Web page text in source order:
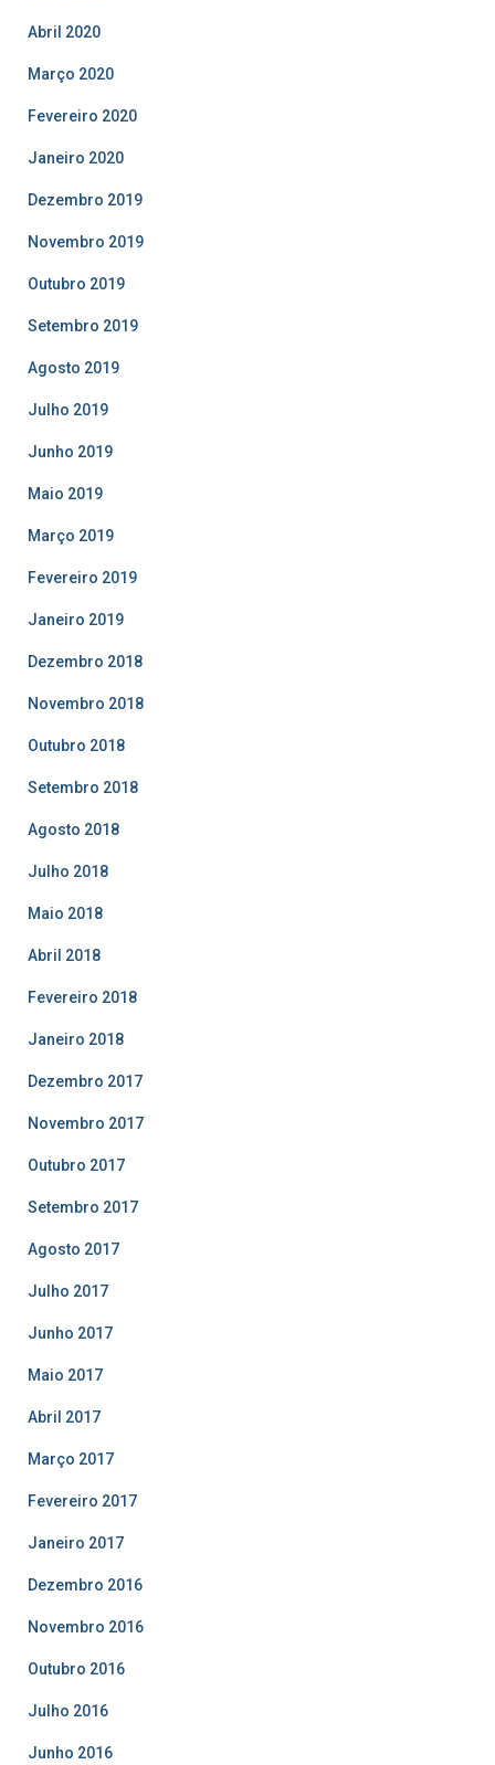
Abril 2020
Março 2020
Fevereiro 2020
Janeiro 2020
Dezembro 2019
Novembro 2019
Outubro 2019
Setembro 2019
Agosto 2019
Julho 2019
Junho 2019
Maio 2019
Março 2019
Fevereiro 2019
Janeiro 2019
Dezembro 2018
Novembro 2018
Outubro 2018
Setembro 2018
Agosto 2018
Julho 2018
Maio 2018
Abril 2018
Fevereiro 2018
Janeiro 2018
Dezembro 2017
Novembro 2017
Outubro 2017
Setembro 2017
Agosto 2017
Julho 2017
Junho 2017
Maio 2017
Abril 2017
Março 2017
Fevereiro 2017
Janeiro 2017
Dezembro 2016
Novembro 2016
Outubro 2016
Julho 2016
Junho 2016